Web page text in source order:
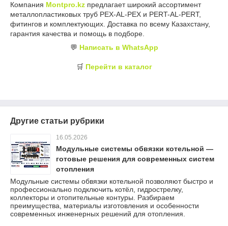
Компания Montpro.kz предлагает широкий ассортимент
металлопластиковых труб PEX-AL-PEX и PERT-AL-PERT,
фитингов и комплектующих. Доставка по всему Казахстану,
гарантия качества и помощь в подборе.
💬 Написать в WhatsApp
🛒 Перейти в каталог
Другие статьи рубрики
16.05.2026
Модульные системы обвязки котельной —
готовые решения для современных систем
отопления
Модульные системы обвязки котельной позволяют быстро и
профессионально подключить котёл, гидрострелку,
коллекторы и отопительные контуры. Разбираем
преимущества, материалы изготовления и особенности
современных инженерных решений для отопления.